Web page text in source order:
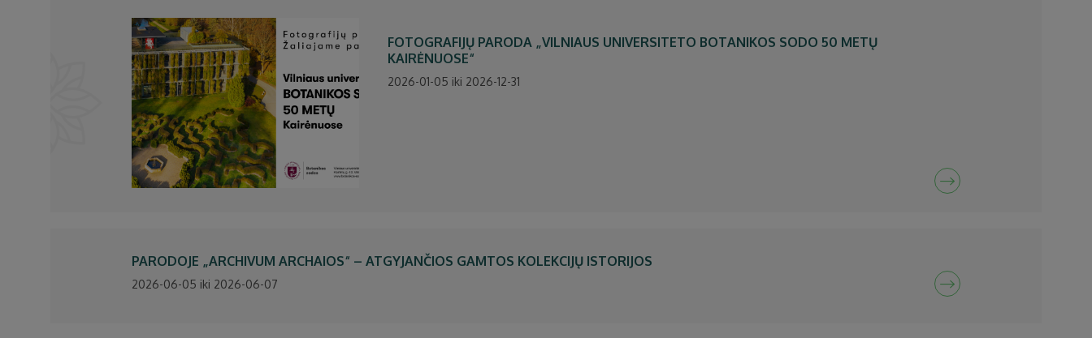
FOTOGRAFIJŲ PARODA „VILNIAUS UNIVERSITETO BOTANIKOS SODO 50 METŲ
KAIRĖNUOSE“
2026-01-05 iki 2026-12-31
PARODOJE „ARCHIVUM ARCHAIOS“ – ATGYJANČIOS GAMTOS KOLEKCIJŲ ISTORIJOS
2026-06-05 iki 2026-06-07